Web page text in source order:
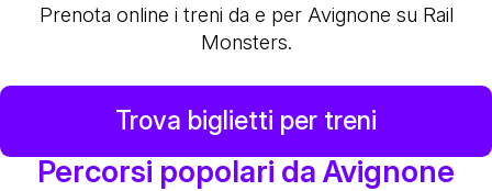
Prenota online i treni da e per Avignone su Rail
Monsters.
Trova biglietti per treni
Percorsi popolari da Avignone